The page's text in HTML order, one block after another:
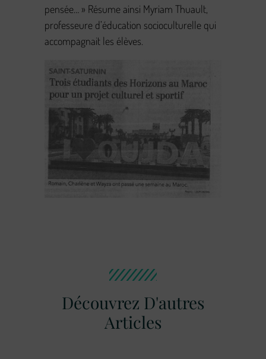
pensée… » Résume ainsi Myriam Thuault,
professeure d’éducation socioculturelle qui
accompagnait les élèves.
Découvrez D'autres
Articles